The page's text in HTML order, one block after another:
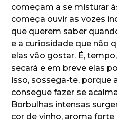
começam a se misturar
começa ouvir as vozes
que querem saber
e a curiosidade que não
elas vão gostar. É,
secará e em breve elas
isso, sossega-te, porque
consegue fazer se
Borbulhas intensas
cor de vinho, aroma forte